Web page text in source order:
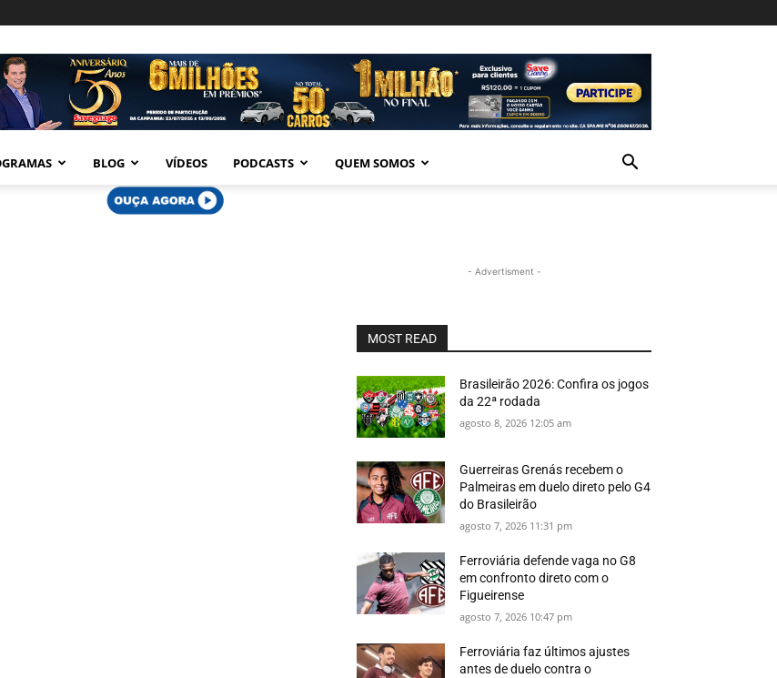
BLOG VÍDEOS PODCASTS QUEM SOMOS
- Advertisment -
MOST READ
Brasileirão 2026: Confira os jogos
da 22ª rodada
agosto 8, 2026 12:05 am
Guerreiras Grenás recebem o
Palmeiras em duelo direto pelo G4
do Brasileirão
agosto 7, 2026 11:31 pm
Ferroviária defende vaga no G8
em confronto direto com o
Figueirense
agosto 7, 2026 10:47 pm
Ferroviária faz últimos ajustes
antes de duelo contra o